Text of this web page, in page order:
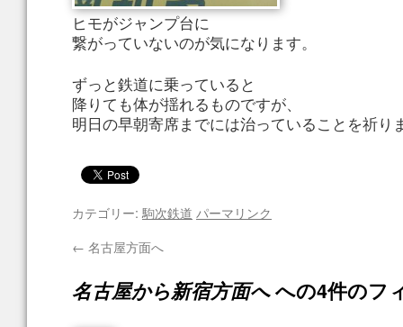
ヒモがジャンプ台に
繋がっていないのが気になります。
ずっと鉄道に乗っていると
降りても体が揺れるものですが、
明日の早朝寄席までには治っていることを祈り
カテゴリー: 駒次鉄道 パーマリンク
← 名古屋方面へ
名古屋から新宿方面へへの4件のフ